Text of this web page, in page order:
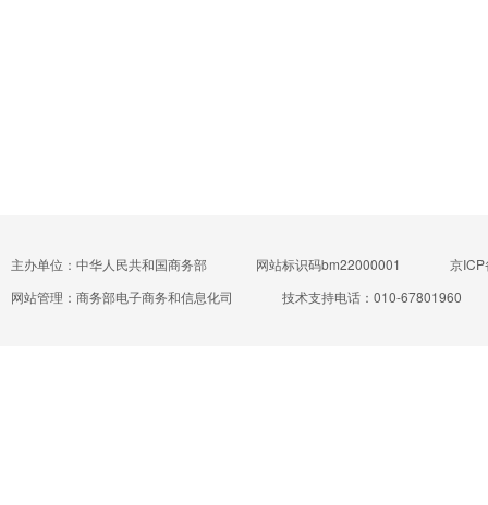
主办单位：中华人民共和国商务部 网站标识码bm22000001
京
网站管理：商务部电子商务和信息化司
技术支持电话：010-67801960